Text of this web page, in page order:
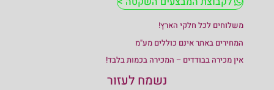
משלוחים לכל חלקי הארץ!
המחירים באתר אינם כוללים מע"מ
אין מכירה בבודדים – המכירה בכמות בלבד!
נשמח לעזור